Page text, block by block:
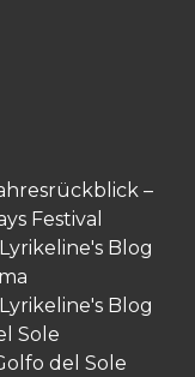
–
Festival
Blog
Blog
Sole
del Sole